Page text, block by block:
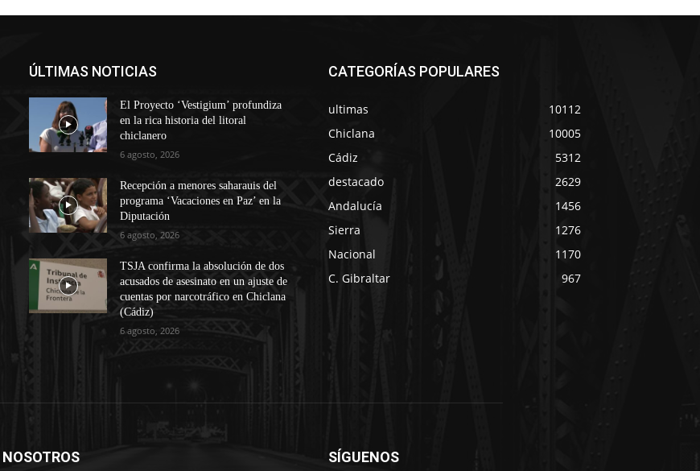
ÚLTIMAS NOTICIAS
El Proyecto ‘Vestigium’ profundiza
en la rica historia del litoral
chiclanero
6 agosto, 2026
Recepción a menores saharauis del
programa ‘Vacaciones en Paz’ en la
Diputación
6 agosto, 2026
TSJA confirma la absolución de dos
acusados de asesinato en un ajuste de
cuentas por narcotráfico en Chiclana
(Cádiz)
6 agosto, 2026
CATEGORÍAS POPULARES
ultimas
10112
Chiclana
10005
Cádiz
5312
destacado
2629
Andalucía
1456
Sierra
1276
Nacional
1170
C. Gibraltar
967
NOSOTROS SÍGUENOS